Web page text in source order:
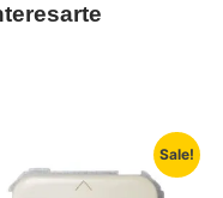
Sale!